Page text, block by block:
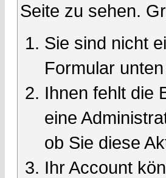
Seite zu sehen.
Sie sind nicht
Formular
Ihnen fehlt die
eine
ob Sie diese
Ihr Account